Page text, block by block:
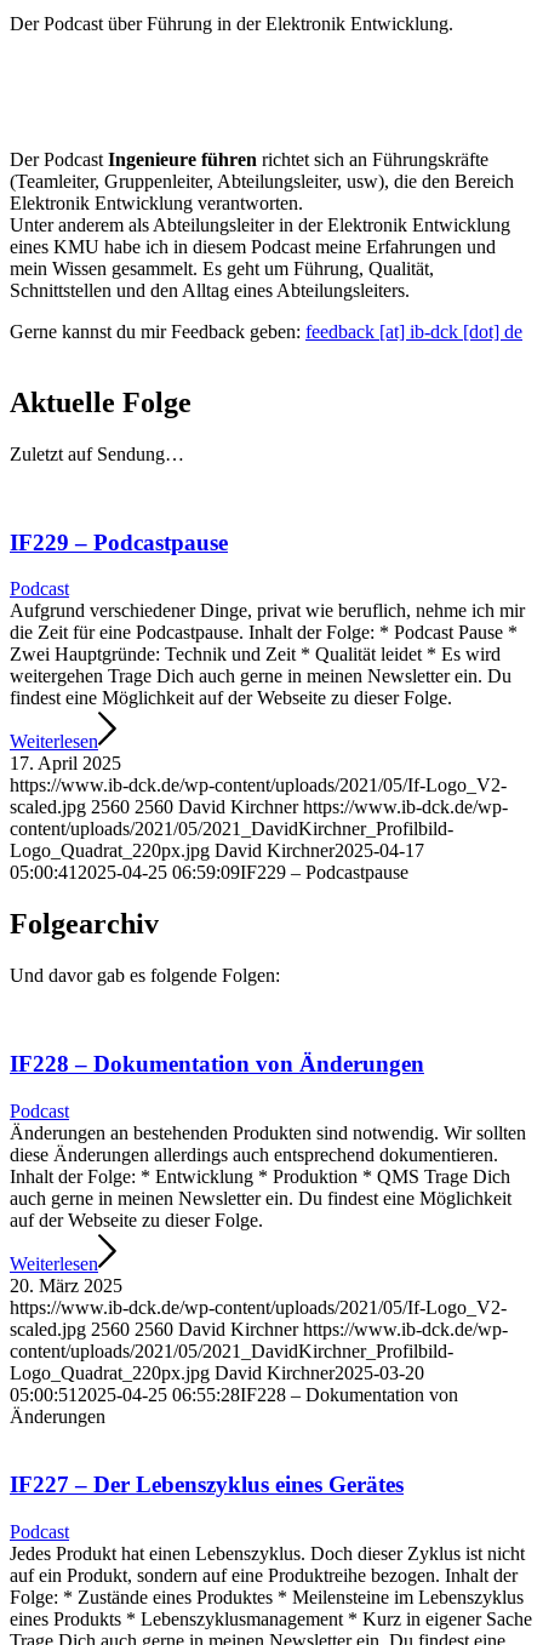
Der Podcast über Führung in der Elektronik Entwicklung.
Der Podcast Ingenieure führen richtet sich an Führungskräfte
(Teamleiter, Gruppenleiter, Abteilungsleiter, usw), die den Bereich
Elektronik Entwicklung verantworten.
Unter anderem als Abteilungsleiter in der Elektronik Entwicklung
eines KMU habe ich in diesem Podcast meine Erfahrungen und
mein Wissen gesammelt. Es geht um Führung, Qualität,
Schnittstellen und den Alltag eines Abteilungsleiters.
Gerne kannst du mir Feedback geben: feedback [at] ib-dck [dot] de
Aktuelle Folge
Zuletzt auf Sendung…
IF229 – Podcastpause
Podcast
Aufgrund verschiedener Dinge, privat wie beruflich, nehme ich mir
die Zeit für eine Podcastpause. Inhalt der Folge: * Podcast Pause *
Zwei Hauptgründe: Technik und Zeit * Qualität leidet * Es wird
weitergehen Trage Dich auch gerne in meinen Newsletter ein. Du
findest eine Möglichkeit auf der Webseite zu dieser Folge.
Weiterlesen
17. April 2025
https://www.ib-dck.de/wp-content/uploads/2021/05/If-Logo_V2-
scaled.jpg 2560 2560 David Kirchner https://www.ib-dck.de/wp-
content/uploads/2021/05/2021_DavidKirchner_Profilbild-
Logo_Quadrat_220px.jpg David Kirchner2025-04-17
05:00:41 2025-04-25 06:59:09IF229 – Podcastpause
Folgearchiv
Und davor gab es folgende Folgen:
IF228 – Dokumentation von Änderungen
Podcast
Änderungen an bestehenden Produkten sind notwendig. Wir sollten
diese Änderungen allerdings auch entsprechend dokumentieren.
Inhalt der Folge: * Entwicklung * Produktion * QMS Trage Dich
auch gerne in meinen Newsletter ein. Du findest eine Möglichkeit
auf der Webseite zu dieser Folge.
Weiterlesen
20. März 2025
https://www.ib-dck.de/wp-content/uploads/2021/05/If-Logo_V2-
scaled.jpg 2560 2560 David Kirchner https://www.ib-dck.de/wp-
content/uploads/2021/05/2021_DavidKirchner_Profilbild-
Logo_Quadrat_220px.jpg David Kirchner2025-03-20
05:00:51 2025-04-25 06:55:28IF228 – Dokumentation von
Änderungen
IF227 – Der Lebenszyklus eines Gerätes
Podcast
Jedes Produkt hat einen Lebenszyklus. Doch dieser Zyklus ist nicht
auf ein Produkt, sondern auf eine Produktreihe bezogen. Inhalt der
Folge: * Zustände eines Produktes * Meilensteine ​​im Lebenszyklus
eines Produkts * Lebenszyklusmanagement * Kurz in eigener Sache
Trage Dich auch gerne in meinen Newsletter ein. Du findest eine